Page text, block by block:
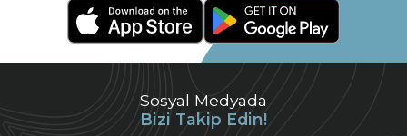
Sosyal Medyada
Bizi Takip Edin!